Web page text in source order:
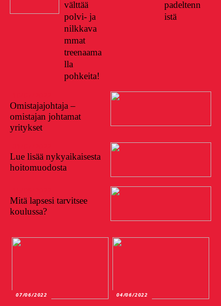
välttää
polvi- ja
nilkkava
mmat
treenaama
lla
pohkeita!
padeltenn
istä
Omistajajohtaja –
omistajan johtamat
yritykset
Lue lisää nykyaikaisesta
hoitomuodosta
Mitä lapsesi tarvitsee
koulussa?
07/06/2022 04/06/2022